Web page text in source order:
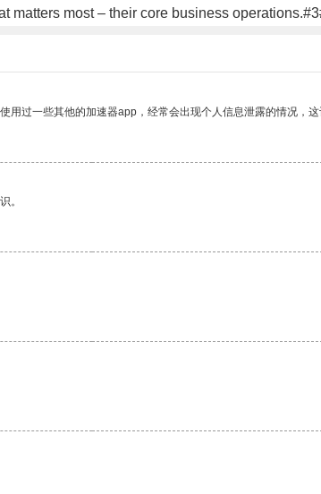
matters most – their core business
过一些其他的加速器app，经常会出现个人信息泄露的情况，这
。